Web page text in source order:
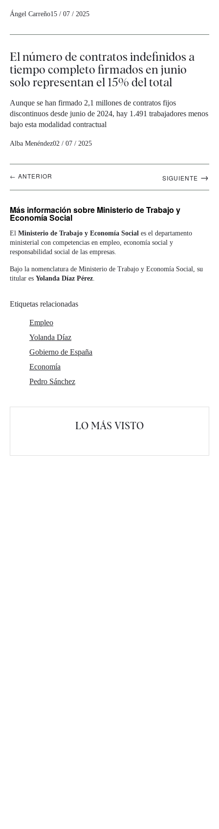
Ángel Carreño15 / 07 / 2025
El número de contratos indefinidos a
tiempo completo firmados en junio
solo representan el 15% del total
Aunque se han firmado 2,1 millones de contratos fijos
discontinuos desde junio de 2024, hay 1.491 trabajadores menos
bajo esta modalidad contractual
Alba Menéndez02 / 07 / 2025
Navegación
artículos
SIGUIENTE →
← ANTERIOR
Más información sobre Ministerio de Trabajo y
Economía Social
El Ministerio de Trabajo y Economía Social es el departamento
ministerial con competencias en empleo, economía social y
responsabilidad social de las empresas.
Bajo la nomenclatura de Ministerio de Trabajo y Economía Social, su
titular es Yolanda Díaz Pérez.
Etiquetas relacionadas
Empleo
Yolanda Díaz
Gobierno de España
Economía
Pedro Sánchez
LO MÁS VISTO